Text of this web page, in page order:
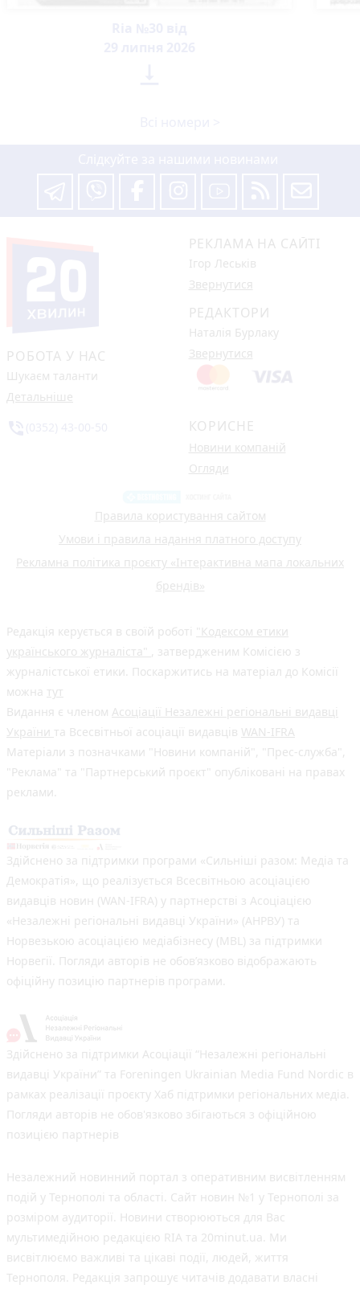
РОБОТА У НАС
Шукаєм таланти
Детальніше
РЕКЛАМА НА САЙТІ
Ігор Леськів
Звернутися
РЕДАКТОРИ
Наталія Бурлаку
Звернутися
КОРИСНЕ
Новини компаній
Огляди
Правила користування сайтом
Умови і правила надання платного доступу
Рекламна політика проєкту «Інтерактивна мапа локальних
брендів»
Редакція керується в своїй роботі "Кодексом етики
українського журналіста"
, затвердженим Комісією з
журналістської етики. Поскаржитись на матеріал до Комісії
можна тут
Видання є членом Асоціації Незалежні регіональні видавці
України та Всесвітньої асоціації видавців WAN-IFRA
Матеріали з позначками "Новини компаній", "Прес-служба",
"Реклама" та "Партнерський проєкт" опубліковані на правах
реклами.
Здійснено за підтримки програми «Сильніші разом: Медіа та
Демократія», що реалізується Всесвітньою асоціацією
видавців новин (WAN-IFRA) у партнерстві з Асоціацією
«Незалежні регіональні видавці України» (АНРВУ) та
Норвезькою асоціацією медіабізнесу (MBL) за підтримки
Норвегії. Погляди авторів не обов’язково відображають
офіційну позицію партнерів програми.
Здійснено за підтримки Асоціації “Незалежні регіональні
видавці України” та Foreningen Ukrainian Media Fund Nordic в
рамках реалізації проєкту Хаб підтримки регіональних медіа.
Погляди авторів не обов'язково збігаються з офіційною
позицією партнерів
Незалежний новинний портал з оперативним висвітленням
подій у Тернополі та області. Сайт новин №1 у Тернополі за
розміром аудиторії. Новини створюються для Вас
мультимедійною редакцією RIA та 20minut.ua. Ми
висвітлюємо важливі та цікаві події, людей, життя
Тернополя. Редакція запрошує читачів додавати власні